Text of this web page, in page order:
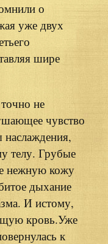
о
уже двух
шире
не
чувство
наслаждения,
телу. Грубые
нежную кожу
дыхание
И истому,
кровь.Уже
к